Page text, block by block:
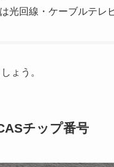
光回線・ケーブルテレ
ょう。
チップ番号